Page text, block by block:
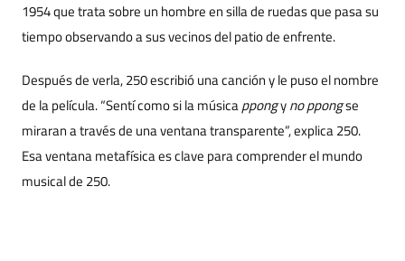
1954 que trata sobre un hombre en silla de ruedas que pasa su
tiempo observando a sus vecinos del patio de enfrente.
Después de verla, 250 escribió una canción y le puso el nombre
de la película. “Sentí como si la músicappongyno ppongse
miraran a través de una ventana transparente”, explica 250.
Esa ventana metafísica es clave para comprender el mundo
musical de 250.